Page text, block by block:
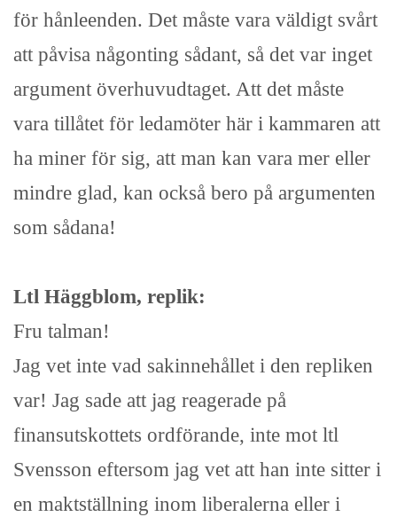
för hånleenden. Det måste vara väldigt svårt
att påvisa någonting sådant, så det var inget
argument överhuvudtaget. Att det måste
vara tillåtet för ledamöter här i kammaren att
ha miner för sig, att man kan vara mer eller
mindre glad, kan också bero på argumenten
som sådana!
Ltl Häggblom, replik:
Fru talman!
Jag vet inte vad sakinnehållet i den repliken
var! Jag sade att jag reagerade på
finansutskottets ordförande, inte mot ltl
Svensson eftersom jag vet att han inte sitter i
en maktställning inom liberalerna eller i